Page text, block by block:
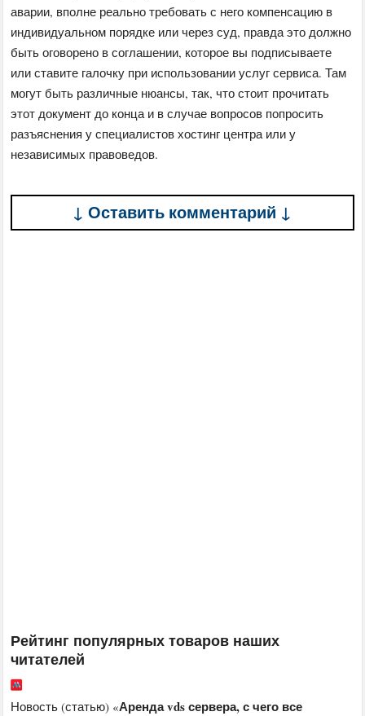
аварии, вполне реально требовать с него компенсацию в
индивидуальном порядке или через суд, правда это должно
быть оговорено в соглашении, которое вы подписываете
или ставите галочку при использовании услуг сервиса. Там
могут быть различные нюансы, так, что стоит прочитать
этот документ до конца и в случае вопросов попросить
разъяснения у специалистов хостинг центра или у
независимых правоведов.
↓ Оставить комментарий ↓
Рейтинг популярных товаров наших
читателей
Новость (статью) «Аренда vds сервера, с чего все